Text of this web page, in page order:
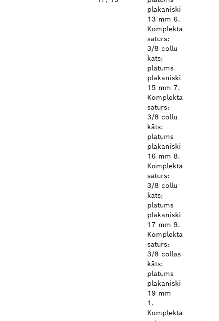
plakaniski
13 mm 6.
Komplekta
saturs:
3/8 collu
kāts;
platums
plakaniski
15 mm 7.
Komplekta
saturs:
3/8 collu
kāts;
platums
plakaniski
16 mm 8.
Komplekta
saturs:
3/8 collu
kāts;
platums
plakaniski
17 mm 9.
Komplekta
saturs:
3/8 collas
kāts;
platums
plakaniski
19 mm
1.
Komplekta